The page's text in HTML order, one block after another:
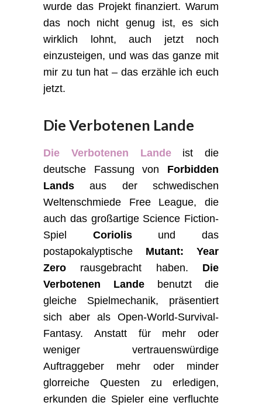
wurde das Projekt finanziert. Warum
das noch nicht genug ist, es sich
wirklich lohnt, auch jetzt noch
einzusteigen, und was das ganze mit
mir zu tun hat – das erzähle ich euch
jetzt.
Die Verbotenen Lande
Die Verbotenen Landeist die
deutsche Fassung von Forbidden
Lands aus der schwedischen
Weltenschmiede Free League, die
auch das großartige Science Fiction-
Spiel Coriolisund das
postapokalyptische Mutant: Year
Zero rausgebracht haben. Die
Verbotenen Lande benutzt die
gleiche Spielmechanik, präsentiert
sich aber als Open-World-Survival-
Fantasy. Anstatt für mehr oder
weniger vertrauenswürdige
Auftraggeber mehr oder minder
glorreiche Questen zu erledigen,
erkunden die Spieler eine verfluchte